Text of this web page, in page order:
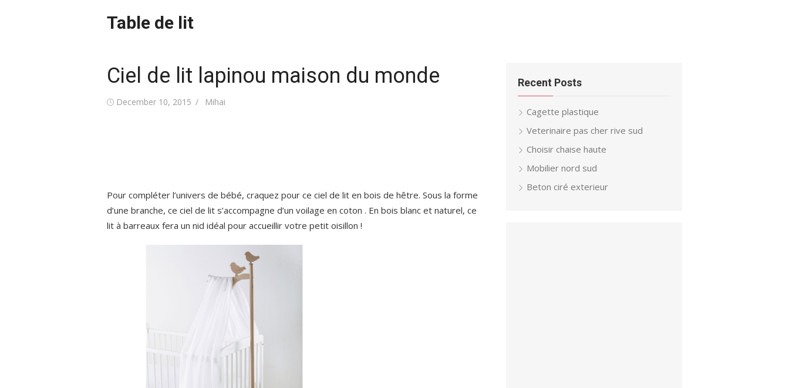
Table de lit
Ciel de lit lapinou maison du monde
Posted
December 10, 2015 Author
Mihai
Pour compléter l’univers de bébé, craquez pour ce ciel de lit en bois de hêtre. Sous la forme
d’une branche, ce ciel de lit s’accompagne d’un voilage en coton . En bois blanc et naturel, ce
lit à barreaux fera un nid idéal pour accueillir votre petit oisillon !
Recent Posts
Cagette plastique
Veterinaire pas cher rive sud
Choisir chaise haute
Mobilier nord sud
Beton ciré exterieur